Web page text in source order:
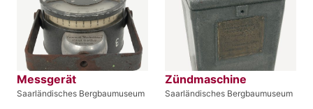
Messgerät
Saarländisches Bergbaumuseum
Zündmaschine
Saarländisches Bergbaumuseum